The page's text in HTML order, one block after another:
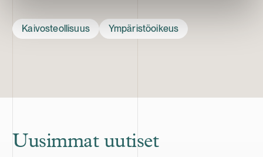
Kaivosteollisuus Ympäristöoikeus
Uusimmat uutiset